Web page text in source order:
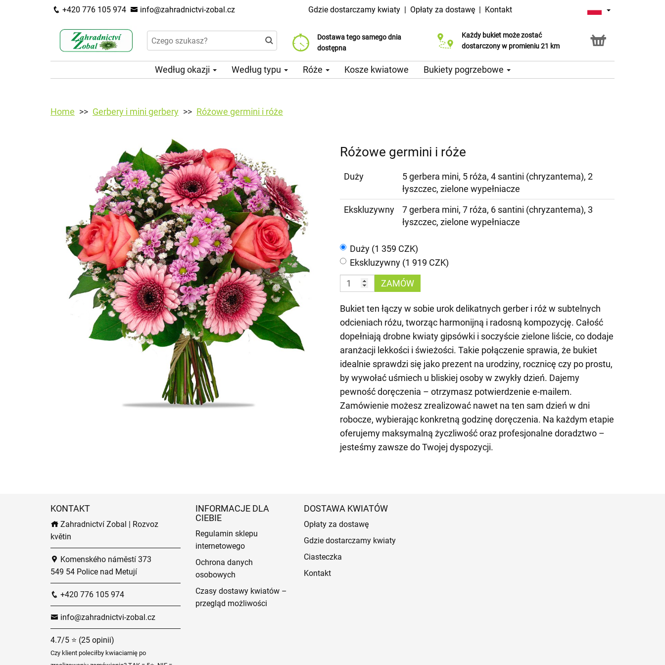
+420 776 105 974 info@zahradnictvi-zobal.cz Gdzie dostarczamy kwiaty | Opłaty za dostawę | Kontakt
Dostawa tego samego dnia
dostępna
Koszt dostawy już od 99 CZK
Wybierz datę dostawy
Każdy bukiet może zostać
dostarczony w promieniu 21 km
Usługa Click & Collect
Według okazji Według typu Róże Kosze kwiatowe Bukiety pogrzebowe
Home Gerbery i mini gerbery Różowe germini i róże
Różowe germini i róże
Duży
5 gerbera mini, 5 róża, 4 santini (chryzantema), 2
łyszczec, zielone wypełniacze
Ekskluzywny
7 gerbera mini, 7 róża, 6 santini (chryzantema), 3
łyszczec, zielone wypełniacze
Duży (1 359 CZK)
Ekskluzywny (1 919 CZK)
ZAMÓW
Bukiet ten łączy w sobie urok delikatnych gerber i róż w subtelnych
odcieniach różu, tworząc harmonijną i radosną kompozycję. Całość
dopełniają drobne kwiaty gipsówki i soczyście zielone liście, co dodaje
aranżacji lekkości i świeżości. Takie połączenie sprawia, że bukiet
idealnie sprawdzi się jako prezent na urodziny, rocznicę czy po prostu,
by wywołać uśmiech u bliskiej osoby w zwykły dzień. Dajemy
pewność doręczenia – otrzymasz potwierdzenie e-mailem.
Zamówienie możesz zrealizować nawet na ten sam dzień w dni
robocze, wybierając konkretną godzinę doręczenia. Na każdym etapie
oferujemy maksymalną życzliwość oraz profesjonalne doradztwo –
jesteśmy zawsze do Twojej dyspozycji.
KONTAKT
Zahradnictví Zobal | Rozvoz
květin
Komenského náměstí 373
549 54 Police nad Metují
+420 776 105 974
info@zahradnictvi-zobal.cz
4.7/5 ⭐ (25 opinii)
Czy klient poleciłby kwiaciarnię po
INFORMACJE DLA
CIEBIE
Regulamin sklepu
internetowego
Ochrona danych
osobowych
Czasy dostawy kwiatów –
przegląd możliwości
DOSTAWA KWIATÓW
Opłaty za dostawę
Gdzie dostarczamy kwiaty
Ciasteczka
Kontakt